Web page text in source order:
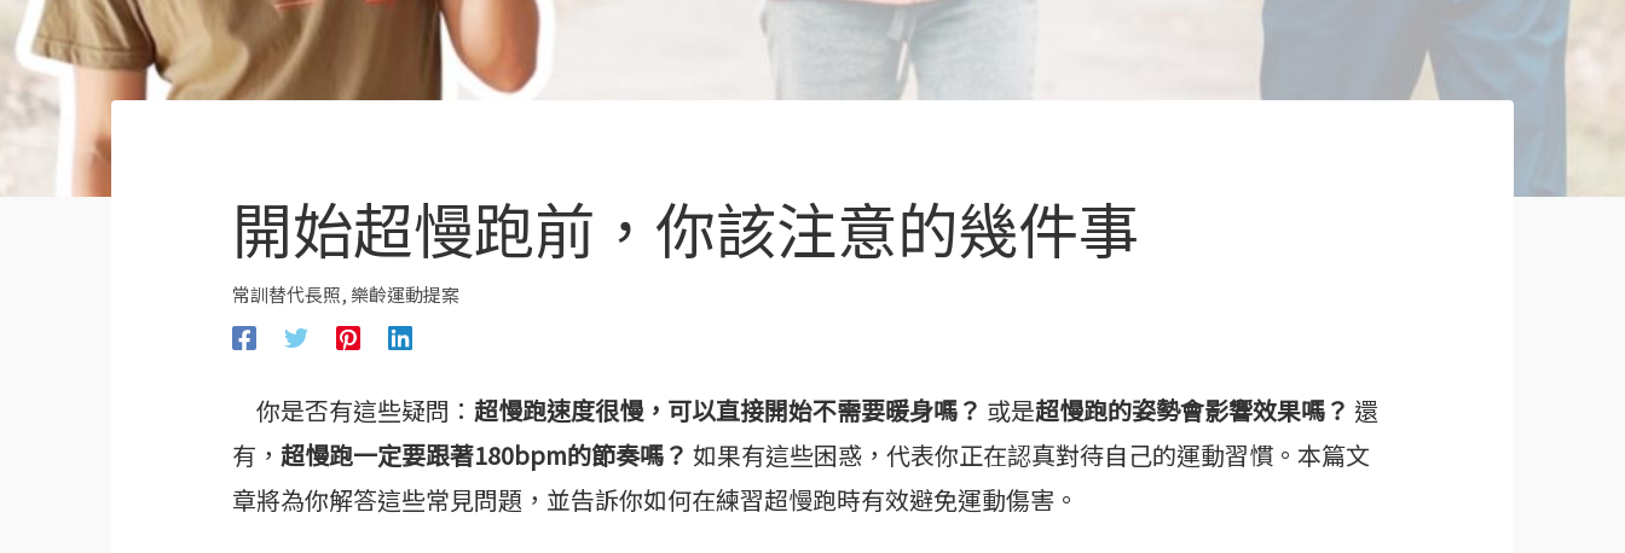
開始超慢跑前，你該注意的幾件事
常訓替代長照,樂齡運動提案
你是否有這些疑問： 超慢跑速度很慢，可以直接開始不需要暖身嗎？ 或是超慢跑的姿勢會影響效果嗎？ 還
有， 超慢跑一定要跟著180bpm的節奏嗎？ 如果有這些困惑，代表你正在認真對待自己的運動習慣。本篇文
章將為你解答這些常見問題，並告訴你如何在練習超慢跑時有效避免運動傷害。